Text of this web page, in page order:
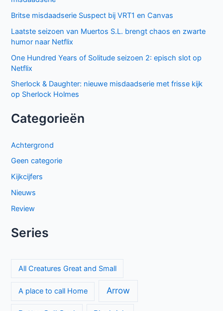
Britse misdaadserie Suspect bij VRT1 en Canvas
Laatste seizoen van Muertos S.L. brengt chaos en zwarte
humor naar Netflix
One Hundred Years of Solitude seizoen 2: episch slot op
Netflix
Sherlock & Daughter: nieuwe misdaadserie met frisse kijk
op Sherlock Holmes
Categorieën
Achtergrond
Geen categorie
Kijkcijfers
Nieuws
Review
Series
All Creatures Great and Small
A place to call Home Arrow